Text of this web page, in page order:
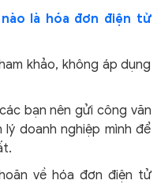
là hóa đơn điện tử
khảo, không áp dụng
bạn nên gửi công văn
doanh nghiệp mình để
về hóa đơn điện tử